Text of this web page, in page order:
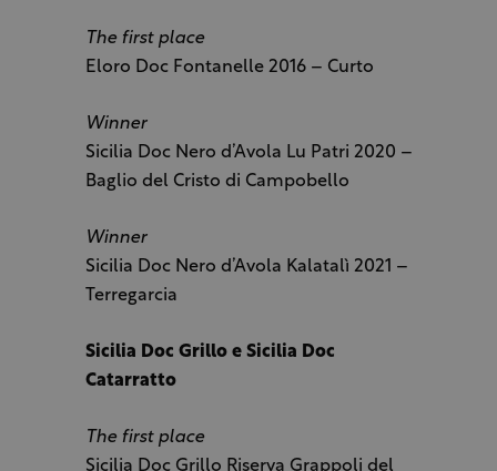
The first place
Eloro Doc Fontanelle 2016 – Curto
Winner
Sicilia Doc Nero d’Avola Lu Patri 2020 –
Baglio del Cristo di Campobello
Winner
Sicilia Doc Nero d’Avola Kalatalì 2021 –
Terregarcia
Sicilia Doc Grillo e Sicilia Doc
Catarratto
The first place
Sicilia Doc Grillo Riserva Grappoli del